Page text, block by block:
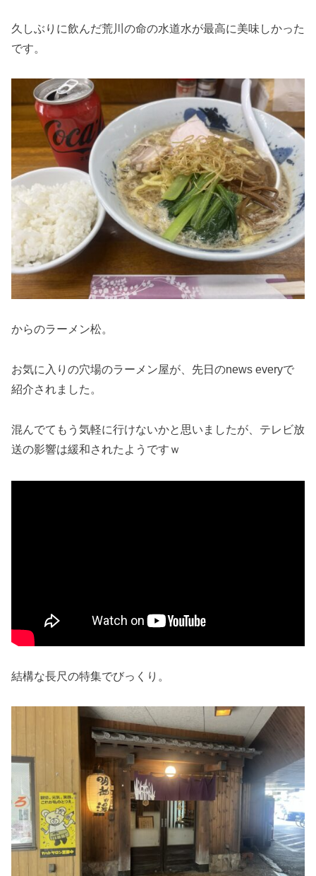
久しぶりに飲んだ荒川の命の水道水が最高に美味しかった
です。
からのラーメン松。
お気に入りの穴場のラーメン屋が、先日のnews everyで
紹介されました。
混んでてもう気軽に行けないかと思いましたが、テレビ放
送の影響は緩和されたようですｗ
結構な長尺の特集でびっくり。